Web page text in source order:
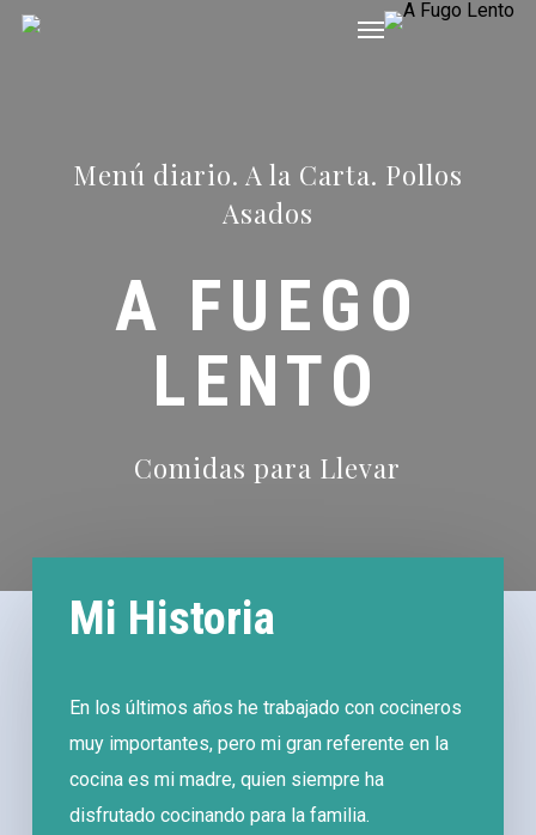
Skip
Menu
Menú diario. A la Carta. Pollos
Asados
A FUEGO
LENTO
Comidas para Llevar
Mi Historia
En los últimos años he trabajado con cocineros
muy importantes, pero mi gran referente en la
cocina es mi madre, quien siempre ha
disfrutado cocinando para la familia.